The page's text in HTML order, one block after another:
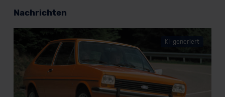
Nachrichten
KI-generiert